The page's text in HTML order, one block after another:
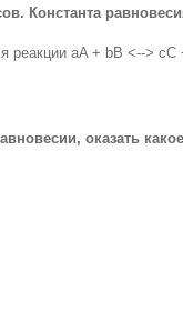
Константа
реакции aA + bB <--> cC
оказать